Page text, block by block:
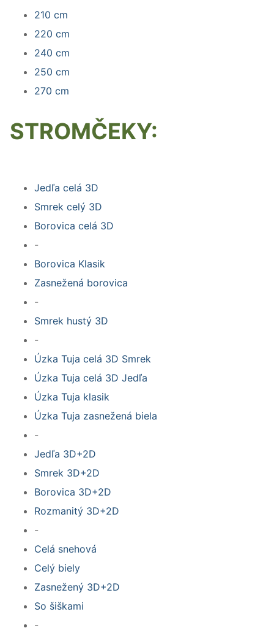
210 cm
220 cm
240 cm
250 cm
270 cm
STROMČEKY:
Jedľa celá 3D
Smrek celý 3D
Borovica celá 3D
-
Borovica Klasik
Zasnežená borovica
-
Smrek hustý 3D
-
Úzka Tuja celá 3D Smrek
Úzka Tuja celá 3D Jedľa
Úzka Tuja klasik
Úzka Tuja zasnežená biela
-
Jedľa 3D+2D
Smrek 3D+2D
Borovica 3D+2D
Rozmanitý 3D+2D
-
Celá snehová
Celý biely
Zasnežený 3D+2D
So šiškami
-